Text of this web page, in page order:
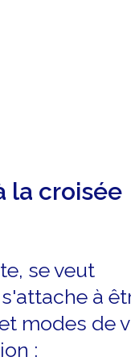
la croisée
se veut
à
modes de
: